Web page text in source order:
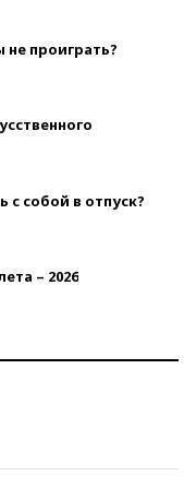
проиграть?
собой в отпуск?
– 2026